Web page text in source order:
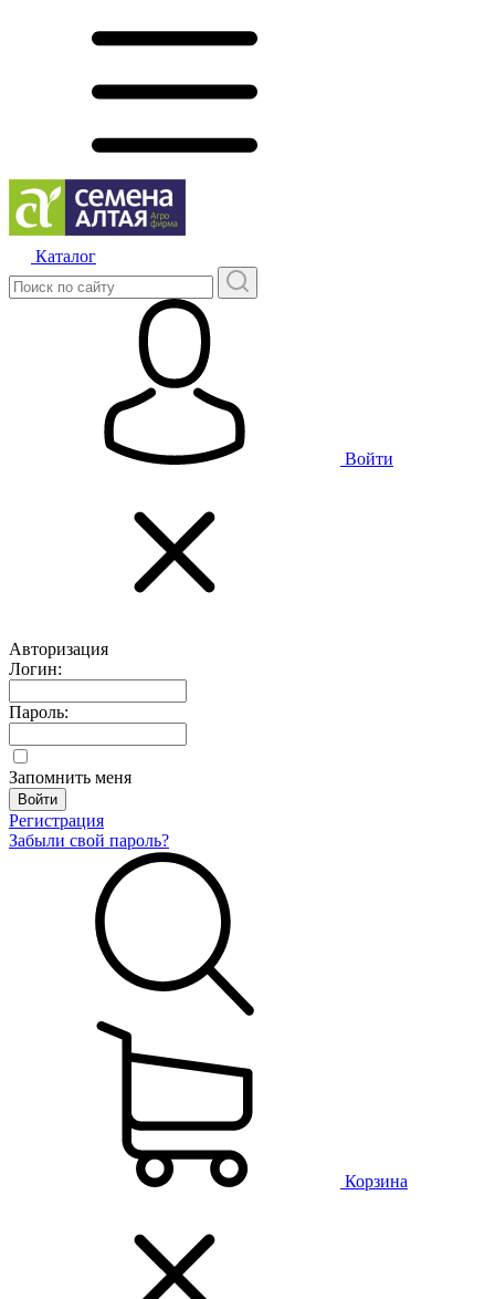
Каталог
Войти
Авторизация
Логин:
Пароль:
Запомнить меня
Регистрация
Забыли свой пароль?
Корзина